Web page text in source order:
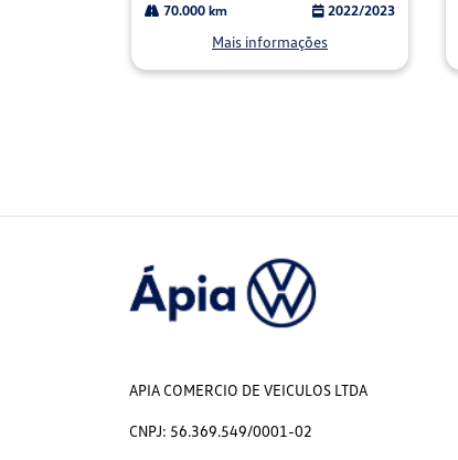
70.000 km 2022/2023
Mais informações
APIA COMERCIO DE VEICULOS LTDA
CNPJ: 56.369.549/0001-02